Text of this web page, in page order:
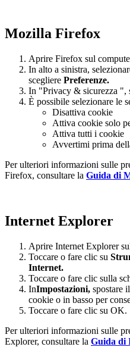
Mozilla Firefox
Aprire Firefox sul
In alto a sinistra,
scegliere Preferenze.
In "Privacy & sicurezza ",
È possibile selezionare le
Disattiva cookie
Attiva cookie solo
Attiva tutti i cookie
Avvertimi prima
Per ulteriori informazioni sulle
Firefox, consultare la Guida di
Internet Explorer
Aprire Internet Explorer
Toccare o fare clic su
Internet.
Toccare o fare clic sulla
InImpostazioni, spostare
cookie o in basso per
Toccare o fare clic su OK.
Per ulteriori informazioni sulle
Explorer, consultare la Guida di